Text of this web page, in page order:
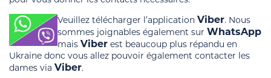
Veuillez télécharger l’application Viber. Nous
sommes joignables également sur WhatsApp
mais Viber est beaucoup plus répandu en
Ukraine donc vous allez pouvoir également contacter les
dames via Viber.